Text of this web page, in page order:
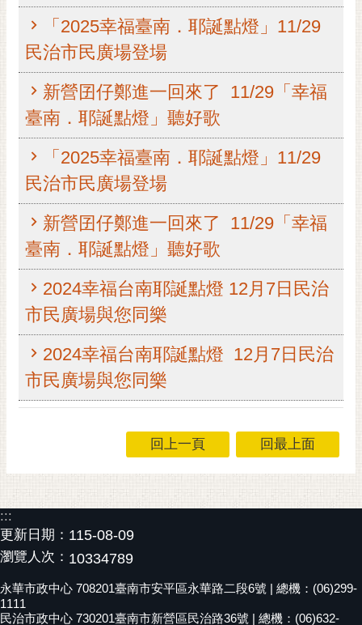
光
泉
桐
祭
站
導
覽
訂
閱
訂
箱
English
日
本
隱
「2025幸福臺南．耶誕點燈」11/29
民治市民廣場登場
新營囝仔鄭進一回來了 11/29「幸福
臺南．耶誕點燈」聽好歌
「2025幸福臺南．耶誕點燈」11/29
民治市民廣場登場
新營囝仔鄭進一回來了 11/29「幸福
臺南．耶誕點燈」聽好歌
2024幸福台南耶誕點燈 12月7日民治
市民廣場與您同樂
2024幸福台南耶誕點燈 12月7日民治
市民廣場與您同樂
回上一頁 回最上面
:::
更新日期： 115-08-09
瀏覽人次： 10334789
永華市政中心 708201臺南市安平區永華路二段6號 | 總機：(06)299-
1111
民治市政中心 730201臺南市新營區民治路36號 | 總機：(06)632-